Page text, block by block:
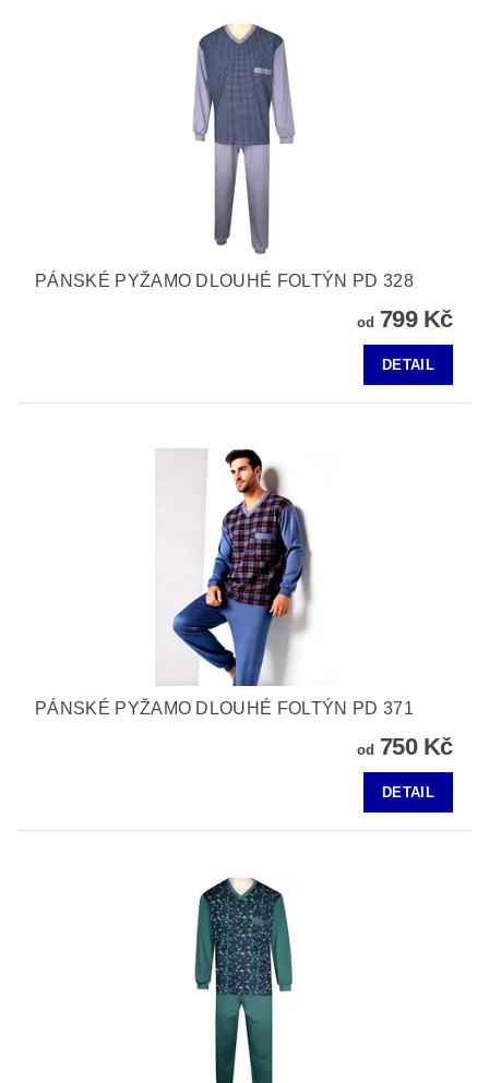
PÁNSKÉ PYŽAMO DLOUHÉ FOLTÝN PD 328
od 799 Kč
DETAIL
PÁNSKÉ PYŽAMO DLOUHÉ FOLTÝN PD 371
od 750 Kč
DETAIL